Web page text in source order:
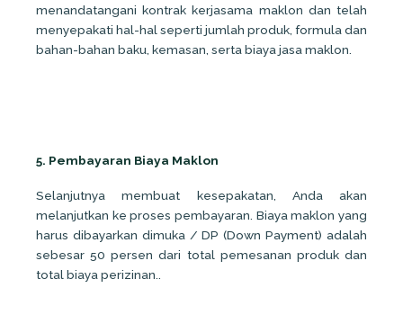
menandatangani kontrak kerjasama maklon dan telah
menyepakati hal-hal seperti jumlah produk, formula dan
bahan-bahan baku, kemasan, serta biaya jasa maklon.
5. Pembayaran Biaya Maklon
Selanjutnya membuat kesepakatan, Anda akan
melanjutkan ke proses pembayaran. Biaya maklon yang
harus dibayarkan dimuka / DP (Down Payment) adalah
sebesar 50 persen dari total pemesanan produk dan
total biaya perizinan..